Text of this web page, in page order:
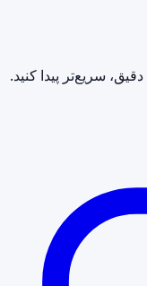
سریع‌تر پیدا کنید.